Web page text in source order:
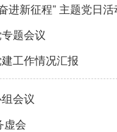
进新征程” 主题党日活
题会议
工作情况汇报
会议
虚会